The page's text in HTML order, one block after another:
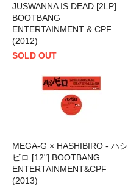
JUSWANNA IS DEAD [2LP]
BOOTBANG
ENTERTAINMENT & CPF
(2012)
SOLD OUT
MEGA-G × HASHIBIRO - ハシ
ビロ [12"] BOOTBANG
ENTERTAINMENT&CPF
(2013)